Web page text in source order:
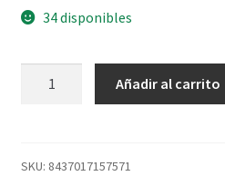
34 disponibles
cantidad
Añadir al carrito
SKU: 8437017157571